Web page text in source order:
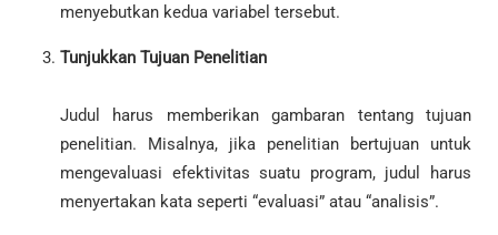
menyebutkan kedua variabel tersebut.
Tunjukkan Tujuan Penelitian
Judul harus memberikan gambaran tentang tujuan
penelitian. Misalnya, jika penelitian bertujuan untuk
mengevaluasi efektivitas suatu program, judul harus
menyertakan kata seperti “evaluasi” atau “analisis”.